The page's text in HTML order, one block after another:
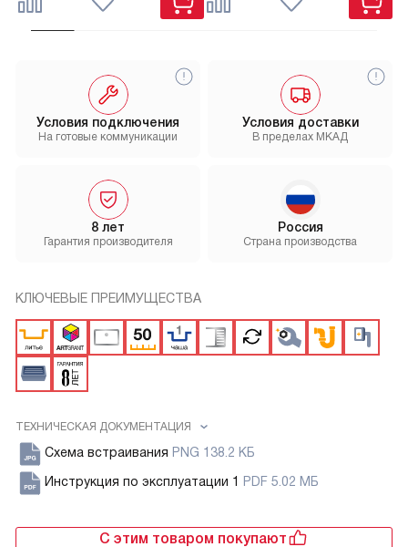
Условия доставки
В пределах МКАД
8 лет
Гарантия производителя
Условия подключения
На готовые коммуникации
Россия
Страна производства
КЛЮЧЕВЫЕ ПРЕИМУЩЕСТВА
ТЕХНИЧЕСКАЯ ДОКУМЕНТАЦИЯ
Схема встраивания PNG 138.2 КБ
Инструкция по эксплуатации 1
PDF 5.02 МБ
С этим товаром покупают